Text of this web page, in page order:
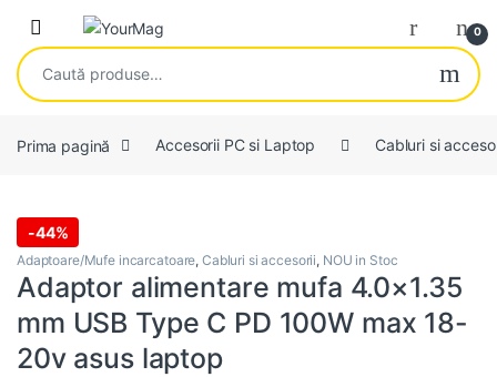
Skip to navigation
Skip to content
Open 0
Caută după:
Prima pagină Accesorii PC si Laptop Cabluri si
-44%
Adaptoare/Mufe incarcatoare, Cabluri si accesorii, NOU in Stoc
Adaptor alimentare mufa 4.0×1.35
mm USB Type C PD 100W max 18-
20v asus laptop